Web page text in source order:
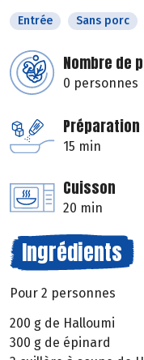
Entrée Sans porc
Nombre de
0 personnes
Préparation
15 min
Cuisson
20 min
Ingrédients
Pour 2 personnes
200 g de Halloumi
300 g de épinard